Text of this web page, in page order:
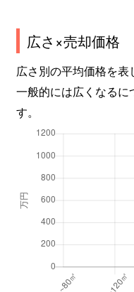
広さ×売却価格
広さ別の平均価格を表
一般的には広くなるに
す。